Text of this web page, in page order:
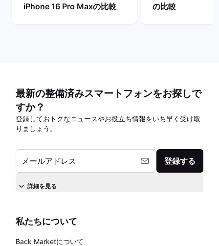
iPhone 16 Pro Maxの比較
の比較
最新の整備済みスマートフォンをお探しで
すか？
登録しておトクなニュースやお役立ち情報をいち早く受け取
りましょう。
メールアドレス 登録する
詳細を見る
私たちについて
Back Marketについて